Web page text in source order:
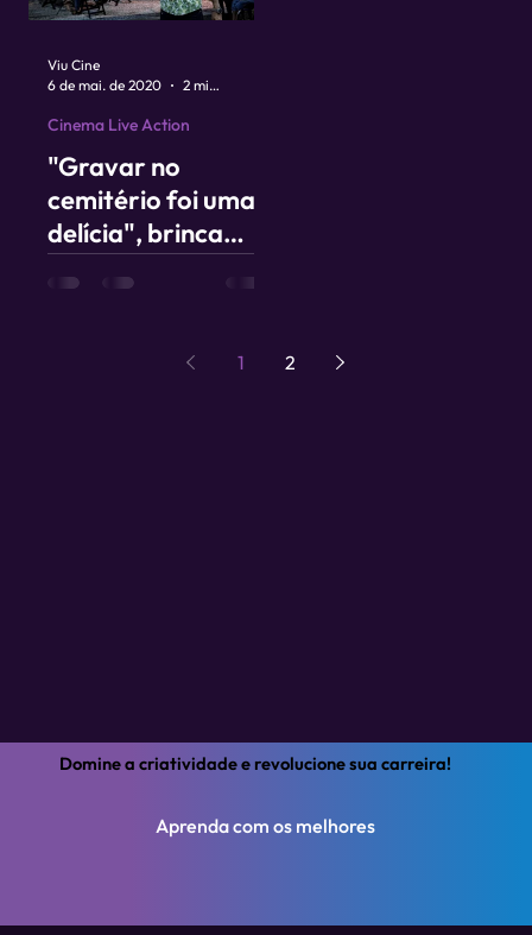
"Gravar no
cemitério foi uma
delícia", brinca
diretor de Recife
Cinema Live Action
Viu Cine
6 de mai. de 2020
2 min de leitura
1 2
Domine a criatividade e revolucione sua carreira!
Aprenda com os melhores